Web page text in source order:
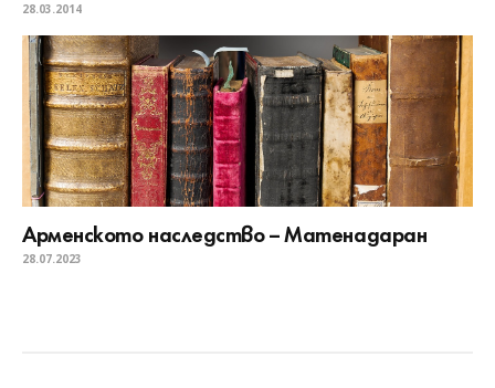
28.03.2014
Арменското наследство – Матенадаран
28.07.2023